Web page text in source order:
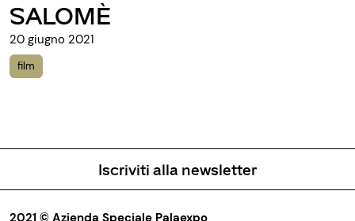
SU RE
19 giugno 2021
Iscriviti alla newsletter